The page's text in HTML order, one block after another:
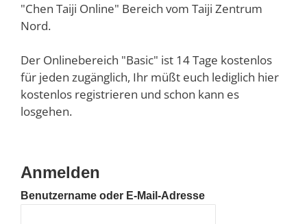
"Chen Taiji Online" Bereich vom Taiji Zentrum
Nord.
Der Onlinebereich "Basic" ist 14 Tage kostenlos
für jeden zugänglich, Ihr müßt euch lediglich hier
kostenlos registrieren und schon kann es
losgehen.
Anmelden
Benutzername oder E-Mail-Adresse